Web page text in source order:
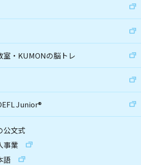
室・KUMONの脳トレ
Junior®
公文式
事業
語